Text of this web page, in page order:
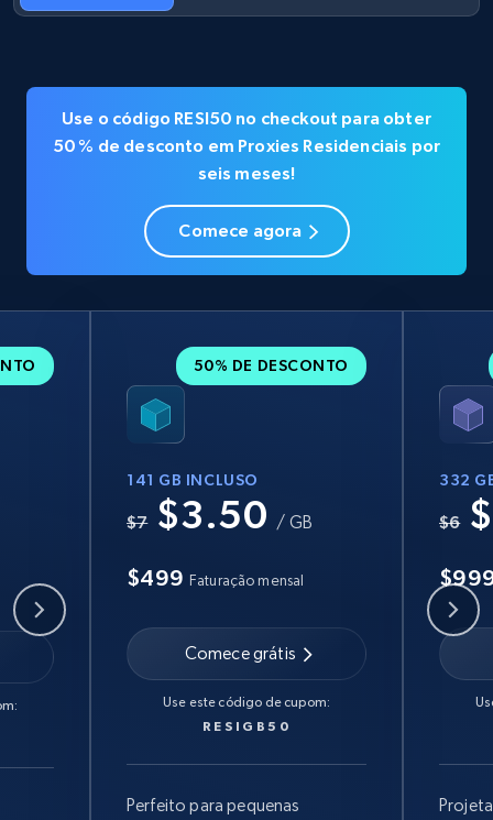
Use o código RESI50 no checkout para obter
50 % de desconto em Proxies Residenciais por
seis meses!
Comece agora
50% DE DESCONTO
141 GB INCLUSO
$7 $3.50 / GB
$499 Faturação mensal
Comece grátis
Use este código de cupom:
RESIGB50
Perfeito para pequenas
332
$6